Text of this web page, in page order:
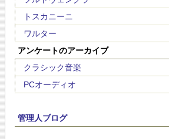
トスカニーニ
ワルター
アンケートのアーカイブ
クラシック音楽
PCオーディオ
管理人ブログ